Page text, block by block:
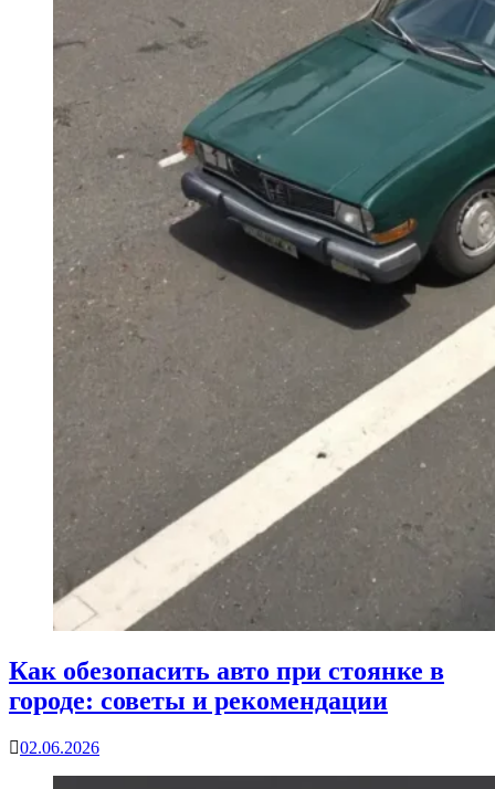
Как обезопасить авто при стоянке в
городе: советы и рекомендации
02.06.2026